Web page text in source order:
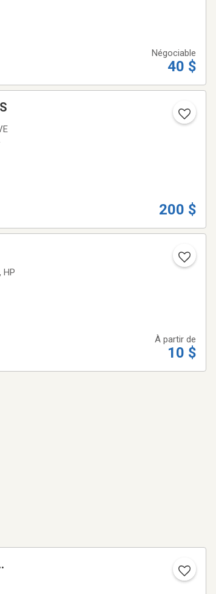
Négociable
40 $
200 $
HP
À partir de
10 $